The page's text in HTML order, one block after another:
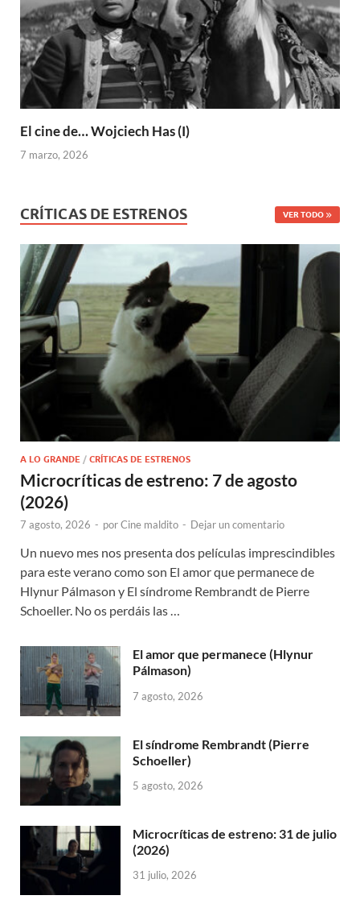
El cine de… Wojciech Has (I)
7 marzo, 2026
CRÍTICAS DE ESTRENOS VER TODO
A LO GRANDE / CRÍTICAS DE ESTRENOS
Microcríticas de estreno: 7 de agosto
(2026)
7 agosto, 2026 - porCine maldito - Dejar un comentario
Un nuevo mes nos presenta dos películas imprescindibles
para este verano como son El amor que permanece de
Hlynur Pálmason y El síndrome Rembrandt de Pierre
Schoeller. No os perdáis las …
El amor que permanece (Hlynur
Pálmason)
7 agosto, 2026
El síndrome Rembrandt (Pierre
Schoeller)
5 agosto, 2026
Microcríticas de estreno: 31 de julio
(2026)
31 julio, 2026